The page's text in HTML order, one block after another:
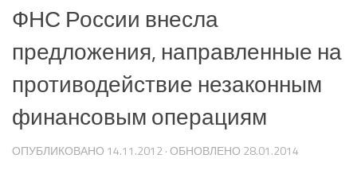
ФНС России внесла
предложения, направленные на
противодействие незаконным
финансовым операциям
ОПУБЛИКОВАНО 14.11.2012 · ОБНОВЛЕНО 28.01.2014